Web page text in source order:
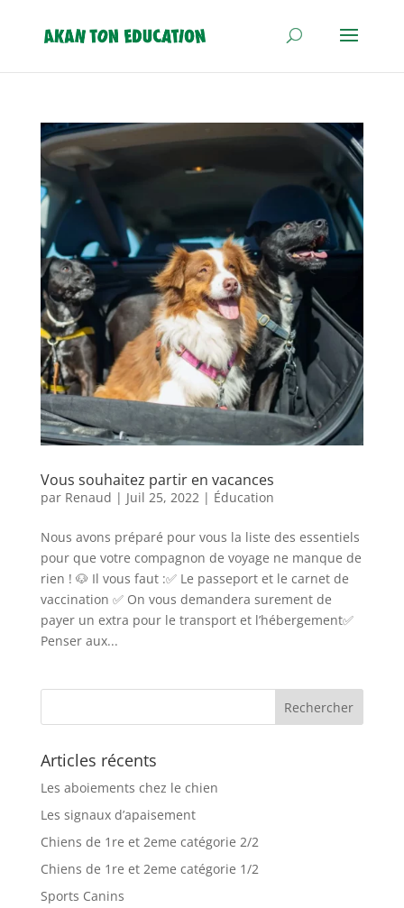
Vous souhaitez partir en vacances
par Renaud | Juil 25, 2022| Éducation
Nous avons préparé pour vous la liste des essentiels
pour que votre compagnon de voyage ne manque de
rien ! 🐶 Il vous faut :✅ Le passeport et le carnet de
vaccination ✅ On vous demandera surement de
payer un extra pour le transport et l’hébergement✅
Penser aux...
Articles récents
Les aboiements chez le chien
Les signaux d’apaisement
Chiens de 1re et 2eme catégorie 2/2
Chiens de 1re et 2eme catégorie 1/2
Sports Canins